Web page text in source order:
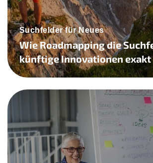
Suchfelder für Neues
Wie Roadmapping die
künftige Innovationen